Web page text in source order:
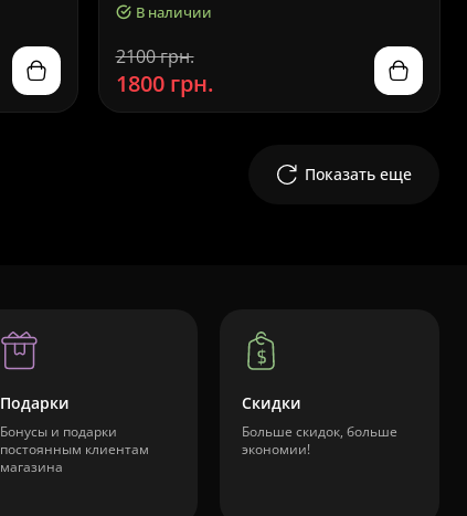
В наличии
2100 грн.
1800 грн.
Показать еще
Подарки
Бонусы и подарки
постоянным клиентам
магазина
Скидки
Больше скидок, больше
экономии!